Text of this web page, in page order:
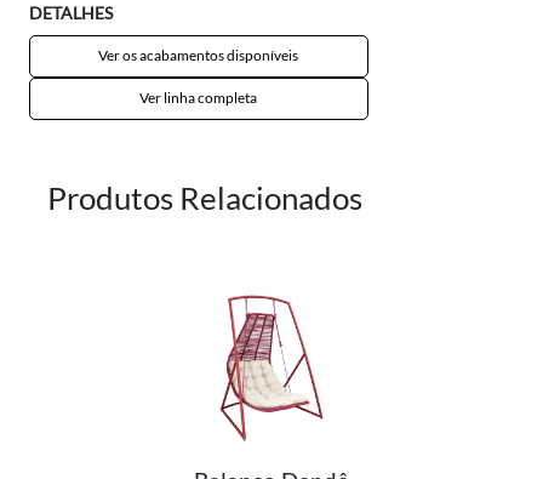
DETALHES
Ver os acabamentos disponíveis
Ver linha completa
Produtos Relacionados